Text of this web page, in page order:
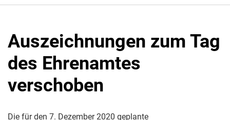
Auszeichnungen zum Tag
des Ehrenamtes
verschoben
Die für den 7. Dezember 2020 geplante